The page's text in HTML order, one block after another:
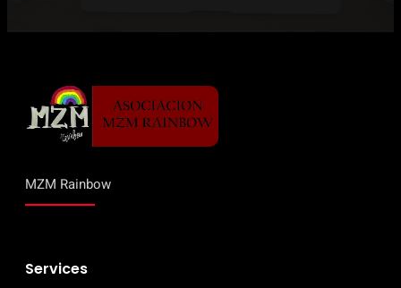
MZM Rainbow
Services